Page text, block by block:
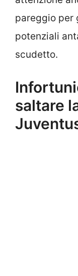
pareggio per
potenziali
scudetto.
saltare